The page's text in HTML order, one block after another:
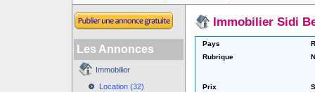
Les Annonces
Immobilier
Location (32)
Immobilier Sidi
Pays
Rubrique
Prix